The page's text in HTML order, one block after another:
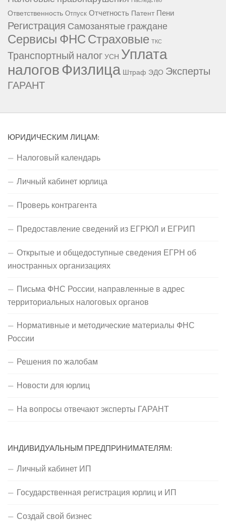
Ответственность Отпуск Отчетность Патент Пени
Регистрация Самозанятые граждане
Сервисы ФНССтраховые ТКС
Транспортный налогУСН Уплата
налоговФизлица Штраф ЭДО Эксперты
ГАРАНТ
ЮРИДИЧЕСКИМ ЛИЦАМ:
Налоговый календарь
Личный кабинет юрлица
Проверь контрагента
Предоставление сведений из ЕГРЮЛ и ЕГРИП
Открытые и общедоступные сведения ЕГРН об
иностранных организациях
Письма ФНС России, направленные в адрес
территориальных налоговых органов
Нормативные и методические материалы ФНС
России
Решения по жалобам
Новости для юрлиц
На вопросы отвечают эксперты ГАРАНТ
ИНДИВИДУАЛЬНЫМ ПРЕДПРИНИМАТЕЛЯМ:
Личный кабинет ИП
Государственная регистрация юрлиц и ИП
Создай свой бизнес